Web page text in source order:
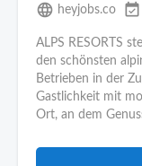
language heyjobs.co event_available
ALPS RESORTS
den schönsten
Betrieben in der
Gastlichkeit mit
Ort, an dem